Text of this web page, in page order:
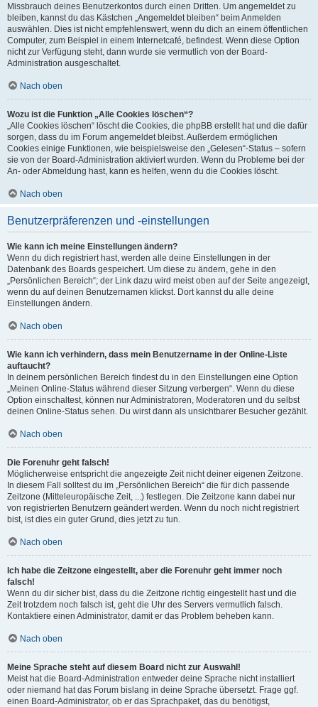
Missbrauch deines Benutzerkontos durch einen Dritten. Um angemeldet zu
bleiben, kannst du das Kästchen „Angemeldet bleiben“ beim Anmelden
auswählen. Dies ist nicht empfehlenswert, wenn du dich an einem öffentlichen
Computer, zum Beispiel in einem Internetcafé, befindest. Wenn diese Option
nicht zur Verfügung steht, dann wurde sie vermutlich von der Board-
Administration ausgeschaltet.
Nach oben
Wozu ist die Funktion „Alle Cookies löschen“?
„Alle Cookies löschen“ löscht die Cookies, die phpBB erstellt hat und die dafür
sorgen, dass du im Forum angemeldet bleibst. Außerdem ermöglichen
Cookies einige Funktionen, wie beispielsweise den „Gelesen“-Status – sofern
sie von der Board-Administration aktiviert wurden. Wenn du Probleme bei der
An- oder Abmeldung hast, kann es helfen, wenn du die Cookies löscht.
Nach oben
Benutzerpräferenzen und -einstellungen
Wie kann ich meine Einstellungen ändern?
Wenn du dich registriert hast, werden alle deine Einstellungen in der
Datenbank des Boards gespeichert. Um diese zu ändern, gehe in den
„Persönlichen Bereich“; der Link dazu wird meist oben auf der Seite angezeigt,
wenn du auf deinen Benutzernamen klickst. Dort kannst du alle deine
Einstellungen ändern.
Nach oben
Wie kann ich verhindern, dass mein Benutzername in der Online-Liste
auftaucht?
In deinem persönlichen Bereich findest du in den Einstellungen eine Option
„Meinen Online-Status während dieser Sitzung verbergen“. Wenn du diese
Option einschaltest, können nur Administratoren, Moderatoren und du selbst
deinen Online-Status sehen. Du wirst dann als unsichtbarer Besucher gezählt.
Nach oben
Die Forenuhr geht falsch!
Möglicherweise entspricht die angezeigte Zeit nicht deiner eigenen Zeitzone.
In diesem Fall solltest du im „Persönlichen Bereich“ die für dich passende
Zeitzone (Mitteleuropäische Zeit, ...) festlegen. Die Zeitzone kann dabei nur
von registrierten Benutzern geändert werden. Wenn du noch nicht registriert
bist, ist dies ein guter Grund, dies jetzt zu tun.
Nach oben
Ich habe die Zeitzone eingestellt, aber die Forenuhr geht immer noch
falsch!
Wenn du dir sicher bist, dass du die Zeitzone richtig eingestellt hast und die
Zeit trotzdem noch falsch ist, geht die Uhr des Servers vermutlich falsch.
Kontaktiere einen Administrator, damit er das Problem beheben kann.
Nach oben
Meine Sprache steht auf diesem Board nicht zur Auswahl!
Meist hat die Board-Administration entweder deine Sprache nicht installiert
oder niemand hat das Forum bislang in deine Sprache übersetzt. Frage ggf.
einen Board-Administrator, ob er das Sprachpaket, das du benötigst,